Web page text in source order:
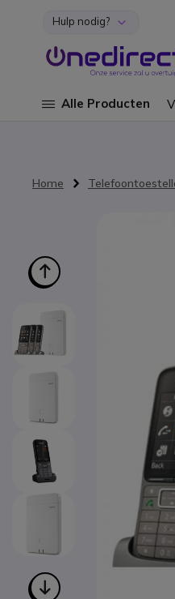
Ga naar de inhoud
Hulp nodig?
Alle Producten
Home